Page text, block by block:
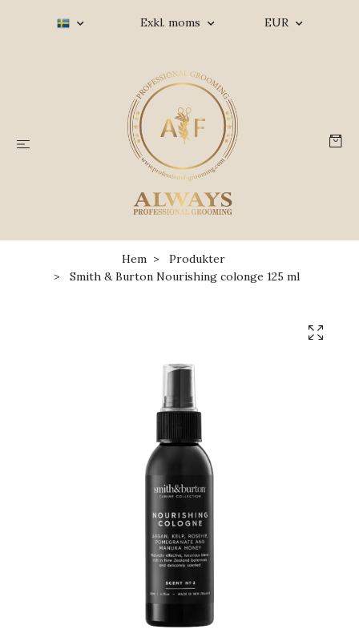
Exkl. moms EUR
Hem
Produkter
Smith & Burton Nourishing colonge 125 ml